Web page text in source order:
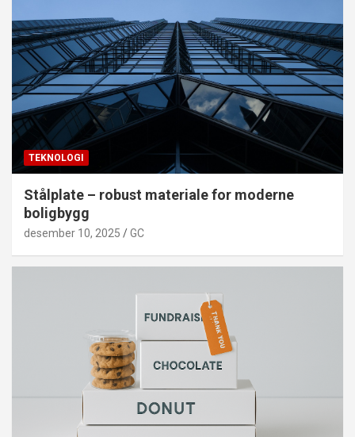
TEKNOLOGI
Stålplate – robust materiale for moderne
boligbygg
desember 10, 2025 GC